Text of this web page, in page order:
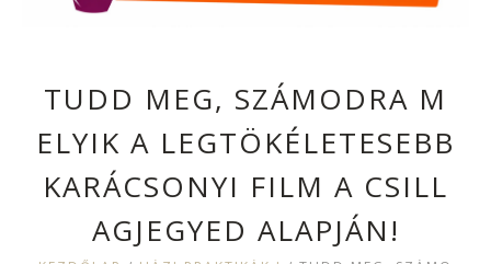
TUDD MEG, SZÁMODRA M
ELYIK A LEGTÖKÉLETESEBB
KARÁCSONYI FILM A CSILL
AGJEGYED ALAPJÁN!